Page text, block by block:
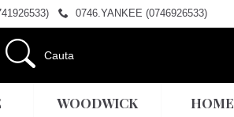
0746.YANKEE (0746926533)
WOODWICK